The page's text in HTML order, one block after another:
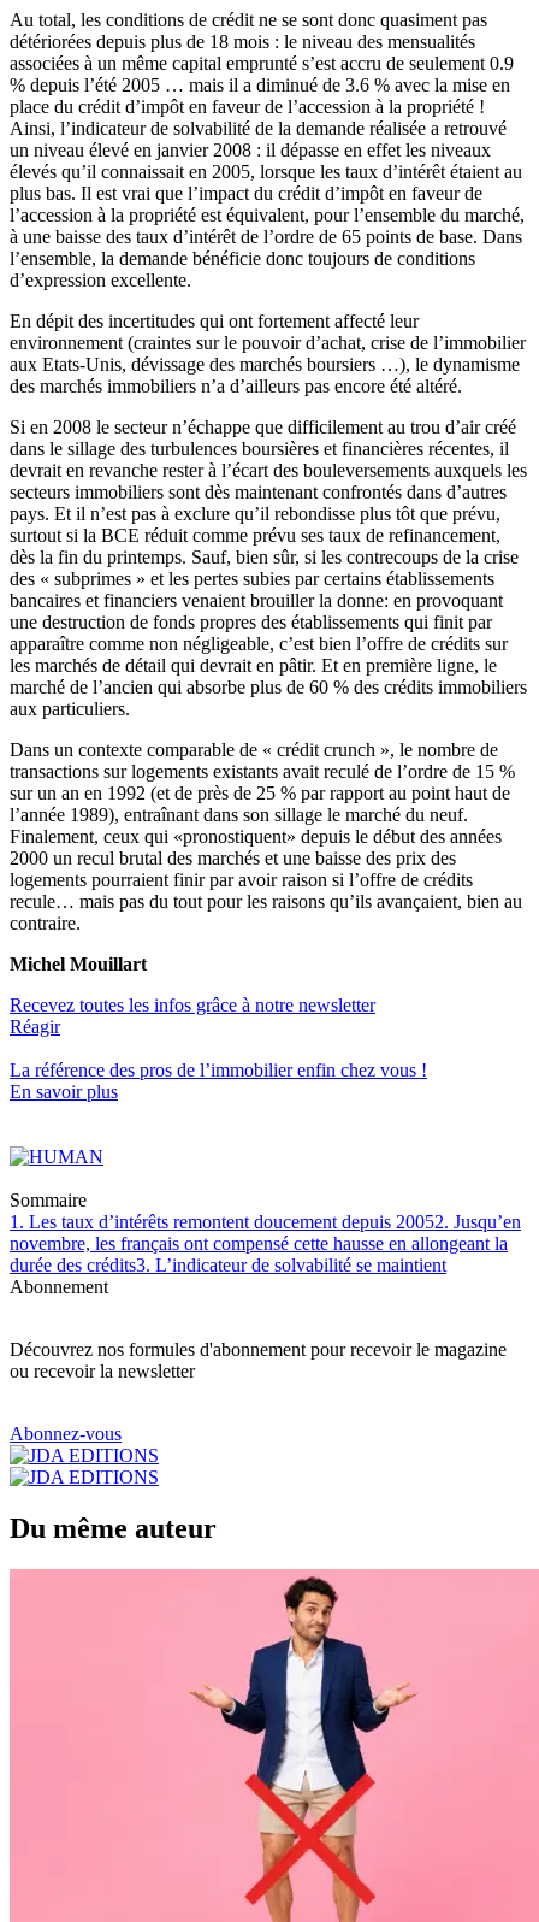
Au total, les conditions de crédit ne se sont donc quasiment pas
détériorées depuis plus de 18 mois : le niveau des mensualités
associées à un même capital emprunté s’est accru de seulement 0.9
% depuis l’été 2005 … mais il a diminué de 3.6 % avec la mise en
place du crédit d’impôt en faveur de l’accession à la propriété !
Ainsi, l’indicateur de solvabilité de la demande réalisée a retrouvé
un niveau élevé en janvier 2008 : il dépasse en effet les niveaux
élevés qu’il connaissait en 2005, lorsque les taux d’intérêt étaient au
plus bas. Il est vrai que l’impact du crédit d’impôt en faveur de
l’accession à la propriété est équivalent, pour l’ensemble du marché,
à une baisse des taux d’intérêt de l’ordre de 65 points de base. Dans
l’ensemble, la demande bénéficie donc toujours de conditions
d’expression excellente.
En dépit des incertitudes qui ont fortement affecté leur
environnement (craintes sur le pouvoir d’achat, crise de l’immobilier
aux Etats-Unis, dévissage des marchés boursiers …), le dynamisme
des marchés immobiliers n’a d’ailleurs pas encore été altéré.
Si en 2008 le secteur n’échappe que difficilement au trou d’air créé
dans le sillage des turbulences boursières et financières récentes, il
devrait en revanche rester à l’écart des bouleversements auxquels les
secteurs immobiliers sont dès maintenant confrontés dans d’autres
pays. Et il n’est pas à exclure qu’il rebondisse plus tôt que prévu,
surtout si la BCE réduit comme prévu ses taux de refinancement,
dès la fin du printemps. Sauf, bien sûr, si les contrecoups de la crise
des « subprimes » et les pertes subies par certains établissements
bancaires et financiers venaient brouiller la donne: en provoquant
une destruction de fonds propres des établissements qui finit par
apparaître comme non négligeable, c’est bien l’offre de crédits sur
les marchés de détail qui devrait en pâtir. Et en première ligne, le
marché de l’ancien qui absorbe plus de 60 % des crédits immobiliers
aux particuliers.
Dans un contexte comparable de « crédit crunch », le nombre de
transactions sur logements existants avait reculé de l’ordre de 15 %
sur un an en 1992 (et de près de 25 % par rapport au point haut de
l’année 1989), entraînant dans son sillage le marché du neuf.
Finalement, ceux qui «pronostiquent» depuis le début des années
2000 un recul brutal des marchés et une baisse des prix des
logements pourraient finir par avoir raison si l’offre de crédits
recule… mais pas du tout pour les raisons qu’ils avançaient, bien au
contraire.
Michel Mouillart
Recevez toutes les infos grâce à notre newsletter
Réagir
La référence des pros de l’immobilierenfin chez vous !
En savoir plus
Sommaire
1. Les taux d’intérêts remontent doucement depuis 20052. Jusqu’en
novembre, les français ont compensé cette hausse en allongeant la
durée des crédits3. L’indicateur de solvabilité se maintient
Abonnement
Découvrez nos formules d'abonnement pour recevoir le magazine
ou recevoir la newsletter
Abonnez-vous
Du même auteur